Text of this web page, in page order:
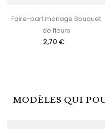
Faire-part mariage Bouquet
de fleurs
2,70 €
MODÈLES QUI